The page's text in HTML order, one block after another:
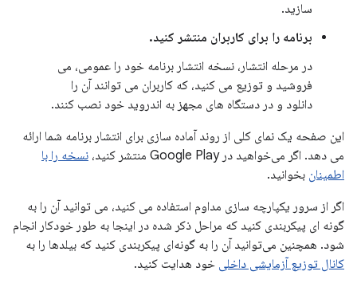
سازید.
برنامه را برای کاربران منتشر کنید.
در مرحله انتشار، نسخه انتشار برنامه خود را عمومی، می
فروشید و توزیع می کنید، که کاربران می توانند آن را
دانلود و در دستگاه های مجهز به اندروید خود نصب کنند.
این صفحه یک نمای کلی از روند آماده سازی برای انتشار برنامه شما ارائه
می دهد. اگر می‌خواهید در Google Play منتشر کنید،
نسخه را با
اطمینان بخوانید.
اگر از سرور یکپارچه سازی مداوم استفاده می کنید، می توانید آن را به
گونه ای پیکربندی کنید که مراحل ذکر شده در اینجا به طور خودکار انجام
شود. همچنین می‌توانید آن را به گونه‌ای پیکربندی کنید که بیلدها را به
کانال توزیع آزمایشی داخلی خود هدایت کنید.